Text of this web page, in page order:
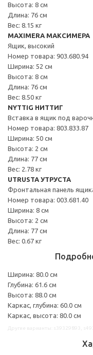
Высота: 8 см
Длина: 76 см
Вес: 8.15 кг
MAXIMERA МАКСИМЕРА
Ящик, высокий
Номер товара: 903.680.94
Ширина: 52 см
Высота: 8 см
Длина: 76 см
Вес: 8.50 кг
NYTTIG НИТТИГ
Вставка в ящик под
Номер товара: 803.833.87
Ширина: 50 см
Высота: 2 см
Длина: 77 см
Вес: 2.78 кг
UTRUSTA УТРУСТА
Фронтальная панель
Номер товара: 003.681.40
Ширина: 8 см
Высота: 2 см
Длина: 77 см
Вес: 0.67 кг
Ширина: 80.0 см
Глубина: 61.6 см
Высота: 88.0 см
Каркас, глубина: 60.0 см
Каркас, высота: 80.0 см